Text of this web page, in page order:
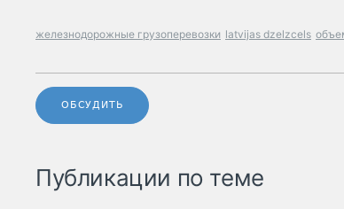
железнодорожные грузоперевозки latvijas dzelzcels
ОБСУДИТЬ
Публикации по теме